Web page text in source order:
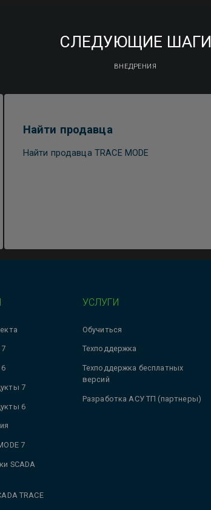
СЛЕДУЮЩИЕ ШАГИ
ВНЕДРЕНИЯ
Найти продавца
Найти продавца TRACE MODE
7
6
7
SCADA
TRACE
УСЛУГИ
Обучиться
Техподдержка
Техподдержка бесплатных
версий
Разработка АСУ ТП (партнеры)